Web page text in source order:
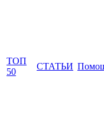
ТОП
50
СТАТЬИ